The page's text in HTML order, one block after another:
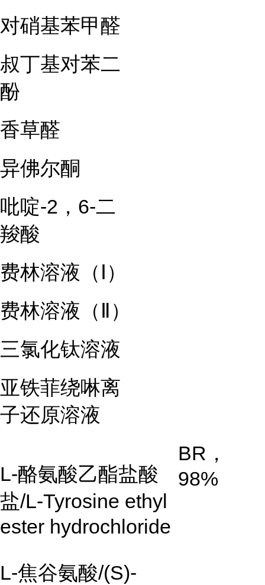
对硝基苯甲醛
叔丁基对苯二
酚
香草醛
异佛尔酮
吡啶-2，6-二
羧酸
费林溶液（Ⅰ）
费林溶液（Ⅱ）
三氯化钛溶液
亚铁菲绕啉离
子还原溶液
L-酪氨酸乙酯盐酸
盐/L-Tyrosine ethyl
ester hydrochloride
BR，
98%
L-焦谷氨酸/(S)-